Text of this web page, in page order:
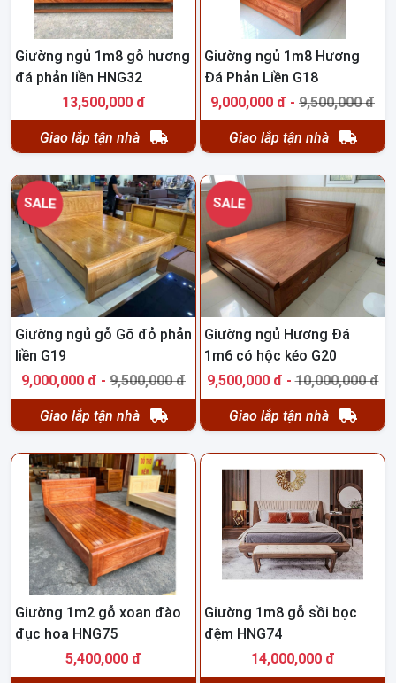
Giường ngủ 1m8 gỗ hương
đá phản liền HNG32
13,500,000 đ
Giao lắp tận nhà
Giường ngủ 1m8 Hương
Đá Phản Liền G18
9,000,000 đ - 9,500,000 đ
Giao lắp tận nhà
SALE
Giường ngủ gỗ Gõ đỏ phản
liền G19
9,000,000 đ - 9,500,000 đ
Giao lắp tận nhà
SALE
Giường ngủ Hương Đá
1m6 có hộc kéo G20
9,500,000 đ -10,000,000 đ
Giao lắp tận nhà
Giường 1m2 gỗ xoan đào
đục hoa HNG75
5,400,000 đ
Giường 1m8 gỗ sồi bọc
đệm HNG74
14,000,000 đ